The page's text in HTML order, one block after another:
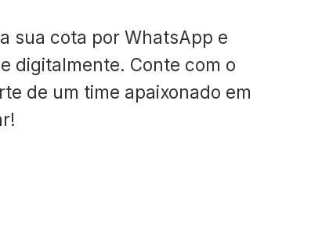
sua cota por WhatsApp e
digitalmente. Conte com o
de um time apaixonado em